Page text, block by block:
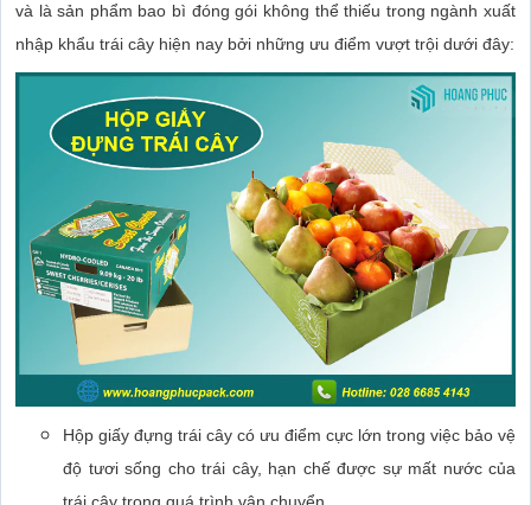
và là sản phẩm bao bì đóng gói không thể thiếu trong ngành xuất
nhập khẩu trái cây hiện nay bởi những ưu điểm vượt trội dưới đây:
Hộp giấy đựng trái cây có ưu điểm cực lớn trong việc bảo vệ
độ tươi sống cho trái cây, hạn chế được sự mất nước của
trái cây trong quá trình vận chuyển.